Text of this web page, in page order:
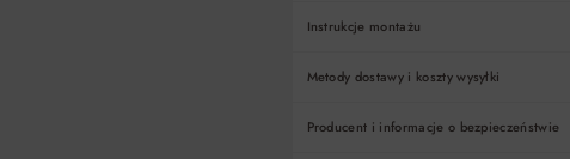
Instrukcje montażu
Metody dostawy i koszty wysyłki
Producent i informacje o bezpieczeństwie